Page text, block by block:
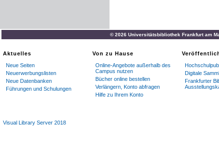
© 2026 Universitätsbibliothek Frankfurt am
Aktuelles
Neue Seiten
Neuerwerbungslisten
Neue Datenbanken
Führungen und Schulungen
Von zu Hause
Online-Angebote außerhalb des
Campus nutzen
Bücher online bestellen
Verlängern, Konto abfragen
Hilfe zu Ihrem Konto
Digitale
Frankfurter
Visual Library Server 2018